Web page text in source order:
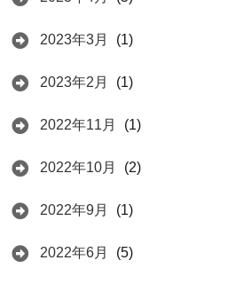
2023年3月 (1)
2023年2月 (1)
2022年11月 (1)
2022年10月 (2)
2022年9月 (1)
2022年6月 (5)